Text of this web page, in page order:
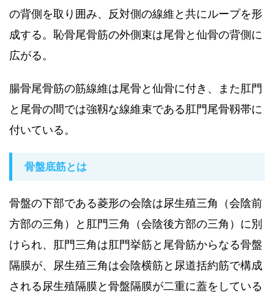
の背側を取り囲み、反対側の線維と共にループを形
成する。恥骨尾骨筋の外側束は尾骨と仙骨の背側に
広がる。
腸骨尾骨筋の筋線維は尾骨と仙骨に付き、また肛門
と尾骨の間では強靱な線維束である肛門尾骨靱帯に
付いている。
骨盤底筋とは
骨盤の下部である菱形の会陰は尿生殖三角（会陰前
方部の三角）と肛門三角（会陰後方部の三角）に別
けられ、肛門三角は肛門挙筋と尾骨筋からなる骨盤
隔膜が、尿生殖三角は会陰横筋と尿道括約筋で構成
される尿生殖隔膜と骨盤隔膜が二重に蓋をしている